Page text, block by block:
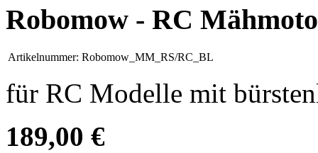
Robomow - RC
Artikelnummer: Robomow_MM_RS/RC_BL
für RC Modelle mit
189,00 €